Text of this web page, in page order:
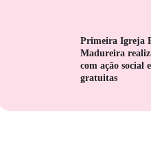
Primeira Igreja
Madureira
com ação social
gratuitas